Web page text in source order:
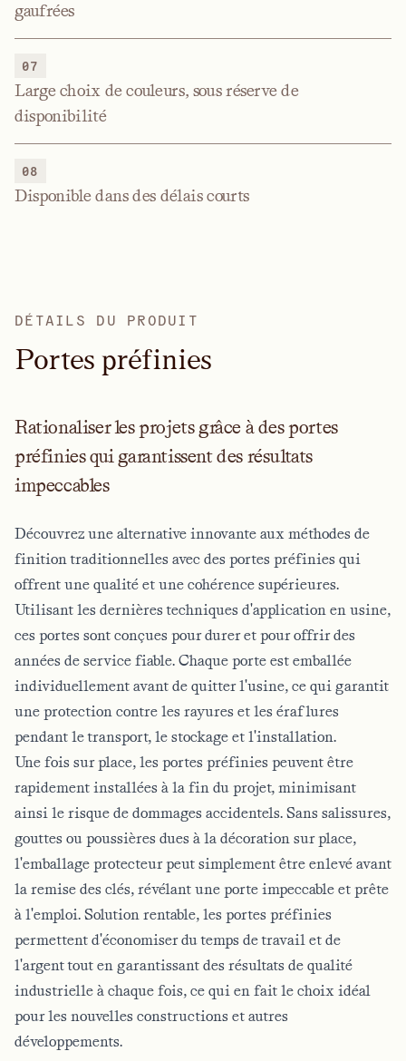
gaufrées
07
Large choix de couleurs, sous réserve de
disponibilité
08
Disponible dans des délais courts
DÉTAILS DU PRODUIT
Portes préfinies
Rationaliser les projets grâce à des portes
préfinies qui garantissent des résultats
impeccables
Découvrez une alternative innovante aux méthodes de
finition traditionnelles avec des portes préfinies qui
offrent une qualité et une cohérence supérieures.
Utilisant les dernières techniques d'application en usine,
ces portes sont conçues pour durer et pour offrir des
années de service fiable. Chaque porte est emballée
individuellement avant de quitter l'usine, ce qui garantit
une protection contre les rayures et les éraflures
pendant le transport, le stockage et l'installation.
Une fois sur place, les portes préfinies peuvent être
rapidement installées à la fin du projet, minimisant
ainsi le risque de dommages accidentels. Sans salissures,
gouttes ou poussières dues à la décoration sur place,
l'emballage protecteur peut simplement être enlevé avant
la remise des clés, révélant une porte impeccable et prête
à l'emploi. Solution rentable, les portes préfinies
permettent d'économiser du temps de travail et de
l'argent tout en garantissant des résultats de qualité
industrielle à chaque fois, ce qui en fait le choix idéal
pour les nouvelles constructions et autres
développements.